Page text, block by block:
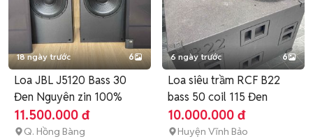
18 ngày trước 6
Loa JBL J5120 Bass 30
Đen Nguyên zin 100%
11.500.000 đ
Q. Hồng Bàng
6 ngày trước 6
Loa siêu trầm RCF B22
bass 50 coil 115 Đen
10.000.000 đ
Huyện Vĩnh Bảo